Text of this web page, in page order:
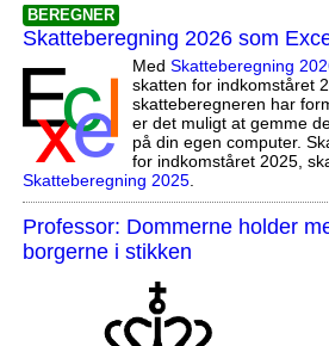
BEREGNER
Skatteberegning 2026 som
Med Skatteberegning
skatten for indkomståret
skatteberegneren har
er det muligt at gemme
på din egen computer.
for indkomståret 2025,
Skatteberegning 2025.
Professor: Dommerne holder
borgerne i stikken